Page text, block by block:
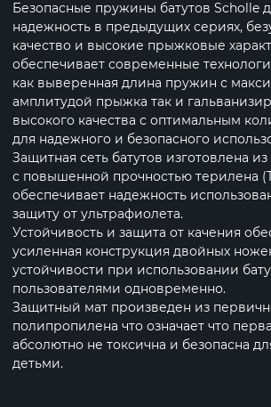
Безопасные пружины батутов Scholle
надежность в предыдущих сериях,
качество и высокие прыжковые
обеспечивает современные
как выверенная длина пружин с
амплитудой прыжка так и
высокого качества с оптимальным
для надежного и безопасного
Защитная сеть батутов изготовлена
с повышенной прочностью терилена
обеспечивает надежность
защиту от ультрафиолета.
Устойчивость и защита от качения
усиленная конструкция двойных
устойчивости при использовании
пользователями одновременно.
Защитный мат произведен из
полипропилена что означает что
абсолютно не токсична и безопасна
детьми.